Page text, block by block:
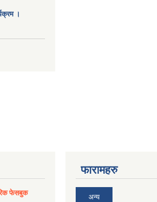
।
फेसबुक
फारामहरु
अन्य